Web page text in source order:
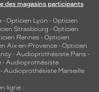
des magasins participants
- Opticien Lyon - Opticien
Strasbourg - Opticien
Rennes - Opticien
Aix-en-Provence - Opticien
- Audioprothésiste Paris -
- Audioprothésiste
- Audioprothésiste Marseille
ligne :